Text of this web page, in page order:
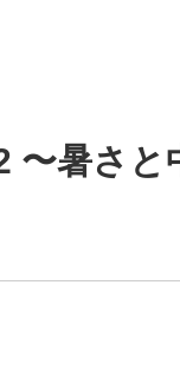
〜暑さと